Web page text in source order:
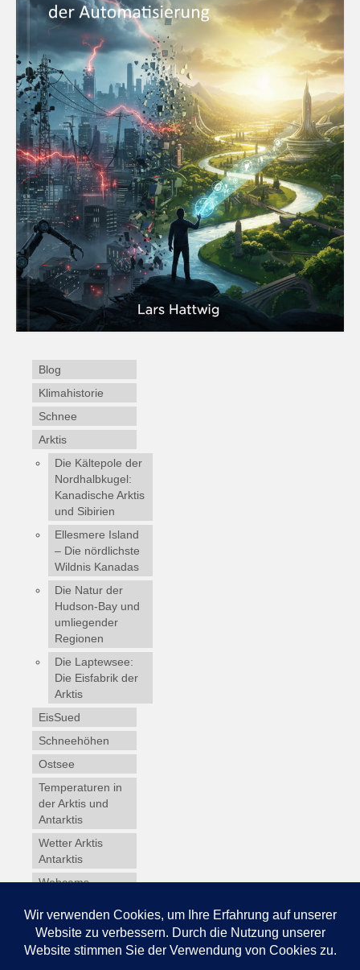
Blog
Klimahistorie
Schnee
Arktis
Die Kältepole der
Nordhalbkugel:
Kanadische Arktis
und Sibirien
Ellesmere Island
– Die nördlichste
Wildnis Kanadas
Die Natur der
Hudson-Bay und
umliegender
Regionen
Die Laptewsee:
Die Eisfabrik der
Arktis
EisSued
Schneehöhen
Ostsee
Temperaturen in
der Arktis und
Antarktis
Wetter Arktis
Antarktis
Webcams
Winterdienst
Glossar